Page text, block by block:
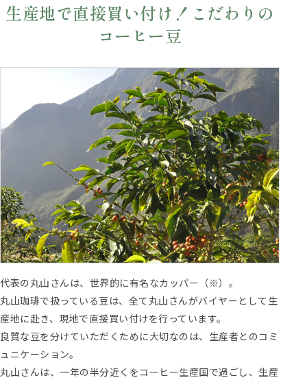
生産地で直接買い付け！こだわりの
コーヒー豆
代表の丸山さんは、世界的に有名なカッパー（※）。
丸山珈琲で扱っている豆は、全て丸山さんがバイヤーとして生
産地に赴き、現地で直接買い付けを行っています。
良質な豆を分けていただくために大切なのは、生産者とのコミ
ュニケーション。
丸山さんは、一年の半分近くをコーヒー生産国で過ごし、生産